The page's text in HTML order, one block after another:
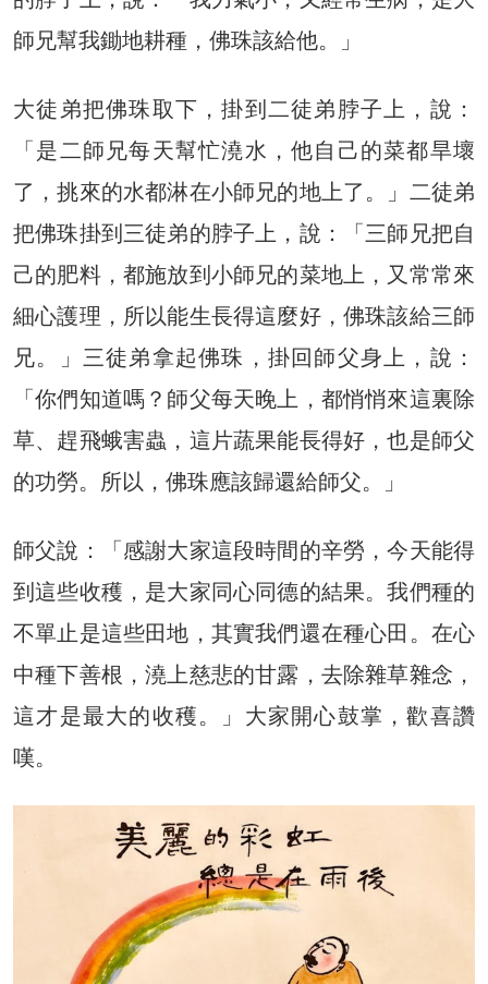
師兄幫我鋤地耕種，佛珠該給他。」
大徒弟把佛珠取下，掛到二徒弟脖子上，說：
「是二師兄每天幫忙澆水，他自己的菜都旱壞
了，挑來的水都淋在小師兄的地上了。」二徒弟
把佛珠掛到三徒弟的脖子上，說：「三師兄把自
己的肥料，都施放到小師兄的菜地上，又常常來
細心護理，所以能生長得這麼好，佛珠該給三師
兄。」三徒弟拿起佛珠，掛回師父身上，說：
「你們知道嗎？師父每天晚上，都悄悄來這裏除
草、趕飛蛾害蟲，這片蔬果能長得好，也是師父
的功勞。所以，佛珠應該歸還給師父。」
師父說：「感謝大家這段時間的辛勞，今天能得
到這些收穫，是大家同心同德的結果。我們種的
不單止是這些田地，其實我們還在種心田。在心
中種下善根，澆上慈悲的甘露，去除雜草雜念，
這才是最大的收穫。」大家開心鼓掌，歡喜讚
嘆。